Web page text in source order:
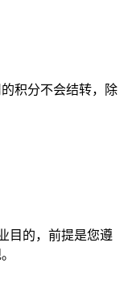
积分不会结转，除
目的，前提是您遵